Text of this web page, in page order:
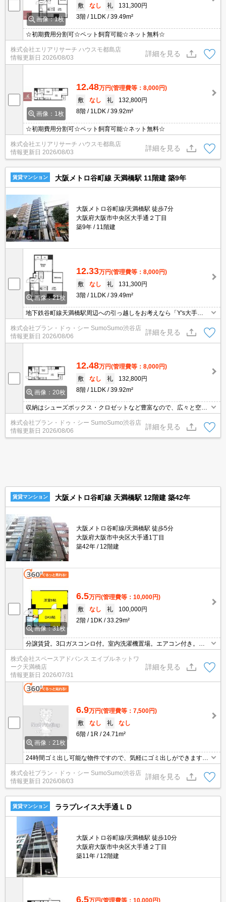
画像：1枚
敷
なし 礼
131,300円
3階
1LDK 39.49m²
☆初期費用分割可☆ペット飼育可能☆ネット無料☆
株式会社エリアリサーチ ハウスモ都島店
情報更新日 2026/08/03
詳細を見る
画像：1枚
12.48万円(管理費等：8,000円)
敷
なし 礼
132,800円
8階
1LDK 39.92m²
☆初期費用分割可☆ペット飼育可能☆ネット無料☆
株式会社エリアリサーチ ハウスモ都島店
情報更新日 2026/08/03
詳細を見る
賃貸マンション 大阪メトロ谷町線 天満橋駅 11階建 築9年
大阪メトロ谷町線/天満橋駅 徒歩7分
大阪府大阪市中央区大手通２丁目
築9年
11階建
画像：21枚
12.33万円(管理費等：8,000円)
敷
なし 礼
131,300円
3階
1LDK 39.49m²
地下鉄谷町線天満橋駅周辺への引っ越しをお考えなら「Y's大手
通」。ローソン 大手通二丁目店まで徒歩1分と近場にコンビニがあ
るのもポイント。セキュリティ面は、オートロック・TVインターホ
ンなどを備え付けているので安心して暮らせます。
株式会社プラン・ドゥ・シー SumoSumo渋谷店
情報更新日 2026/08/06
詳細を見る
画像：20枚
12.48万円(管理費等：8,000円)
敷
なし 礼
132,800円
8階
1LDK 39.92m²
収納はシューズボックス・クロゼットなど豊富なので、広々と空間
を利用することも可能です。セキュリティ面は、オートロック・TV
インターホンなど充実しているので、防犯対策もばっちりです。室
内設備は洗面化粧台・浴室乾燥機などが揃っているので、快適に過
ごしやすいお部屋になります。簡単に温度管理できるエアコン付き
株式会社プラン・ドゥ・シー SumoSumo渋谷店
情報更新日 2026/08/06
詳細を見る
賃貸マンション 大阪メトロ谷町線 天満橋駅 12階建 築42年
大阪メトロ谷町線/天満橋駅 徒歩5分
大阪府大阪市中央区大手通1丁目
築42年
12階建
画像：31枚
6.5万円(管理費等：10,000円)
敷
なし 礼
100,000円
2階
1DK 33.29m²
分譲賃貸。3口ガスコンロ付。室内洗濯機置場。エアコン付き。お
790-2228
株式会社スペースアドバンス エイブルネットワ
ーク天満橋店
情報更新日 2026/07/31
詳細を見る
画像：21枚
6.9万円(管理費等：7,500円)
敷
なし 礼
なし
6階
1R 24.71m²
24時間ゴミ出し可能な物件ですので、気軽にゴミ出しができます。
セキュリティ面は、TVインターホン・オートロックなどを備え付け
ているので安心して暮らせます。朝の整髪も手早くできる洗面化粧
台が備え付けられています。ワンルームでも広さのあるワンルーム
なら快適にくらせます。12階建てで快適な物件。
株式会社プラン・ドゥ・シー SumoSumo渋谷店
情報更新日 2026/08/03
詳細を見る
賃貸マンション ララプレイス大手通ＬＤ
大阪メトロ谷町線/天満橋駅 徒歩10分
大阪府大阪市中央区大手通２丁目
築11年
12階建
6.5万円(管理費等：10,000円)